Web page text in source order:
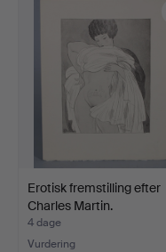
Erotisk fremstilling efter
Charles Martin.
4 dage
Vurdering